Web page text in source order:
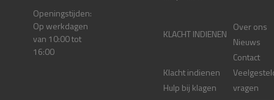
Openingstijden:
Op werkdagen
van 10:00 tot
16:00
KLACHT INDIENEN
Klacht indienen
Hulp bij klagen
Over ons
Nieuws
Contact
vragen